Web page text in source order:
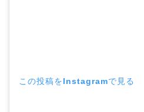
この投稿をInstagramで見る